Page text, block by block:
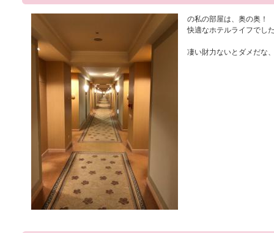
の私の部屋は、奥の奥！
快適なホテルライフでし
凄い財力ないとダメだな